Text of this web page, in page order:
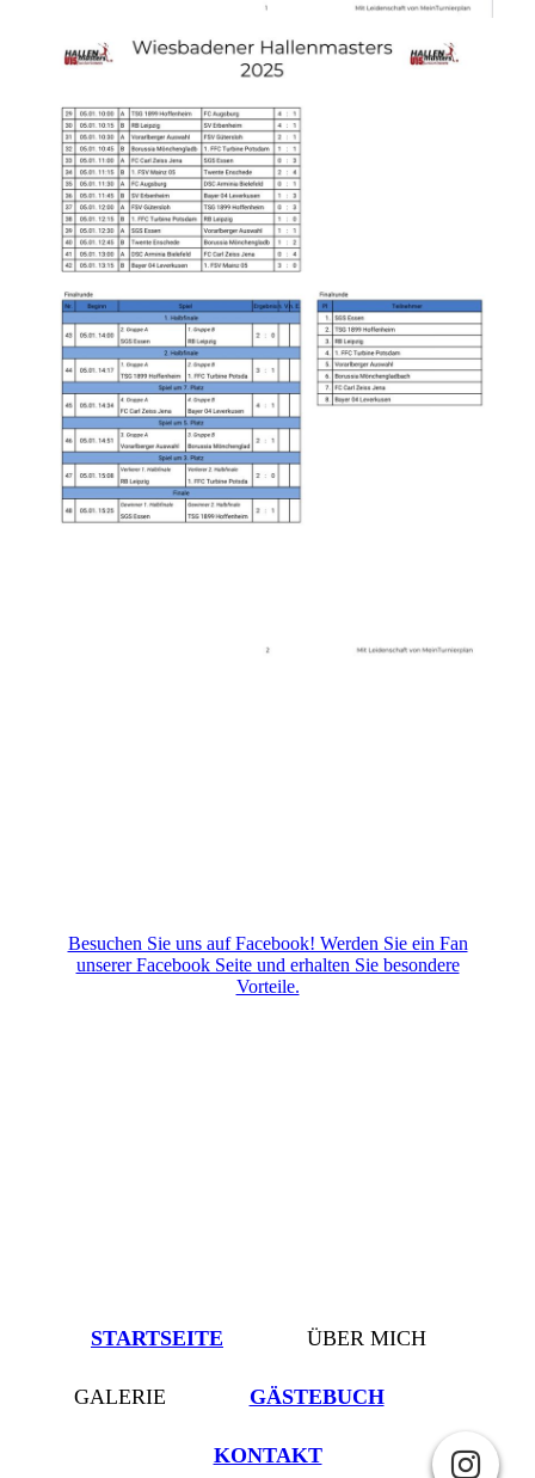
Besuchen Sie uns auf Facebook! Werden Sie ein Fan
unserer Facebook Seite und erhalten Sie besondere
Vorteile.
STARTSEITE ÜBER MICH
GALERIE GÄSTEBUCH
KONTAKT